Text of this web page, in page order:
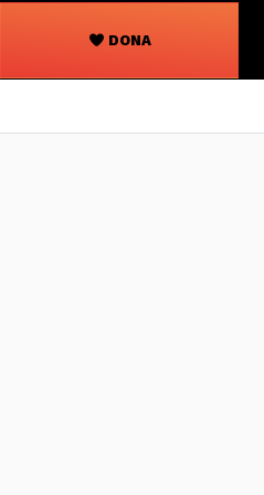
DONA